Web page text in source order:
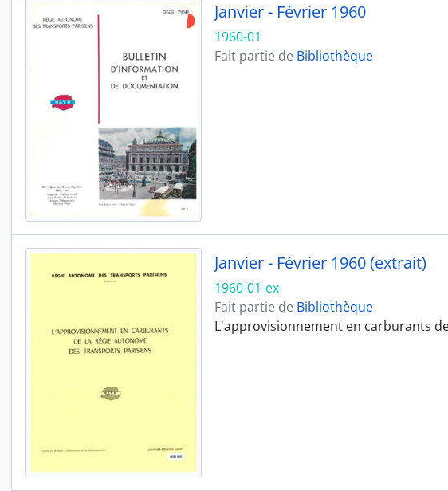
Janvier - Février 1960
1960-01
Fait partie de Bibliothèque
Janvier - Février 1960 (extrait)
1960-01-ex
Fait partie de Bibliothèque
L'approvisionnement en carburants de